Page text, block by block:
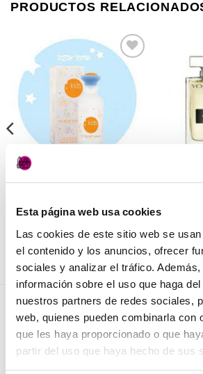
Esta página web usa cookies
Las cookies de este sitio web se
el contenido y los anuncios, ofrecer
sociales y analizar el tráfico.
información sobre el uso que haga
nuestros partners de redes sociales,
web, quienes pueden combinarla con
que les haya proporcionado o que
partir del uso que haya hecho de sus
PRODUCTOS
Añadir
a la
lista de
PERFUMERÍA
14,50€ (IVA incluido)
AÑADIR AL CARRITO
NOVEDADES